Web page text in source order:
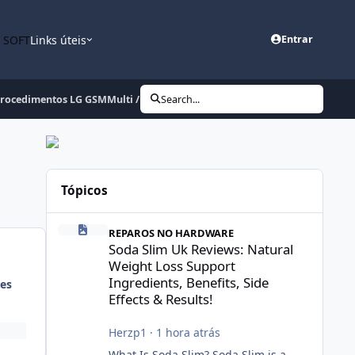
Links úteis Entrar
LG GSMMulti / LGMDP / LGDP2 / entre outros sem BOX
Search...
Tópicos
REPAROS NO HARDWARE
Soda Slim Uk Reviews: Natural
Weight Loss Support
Ingredients, Benefits, Side
Effects & Results!
Herzp1 · 1 hora atrás